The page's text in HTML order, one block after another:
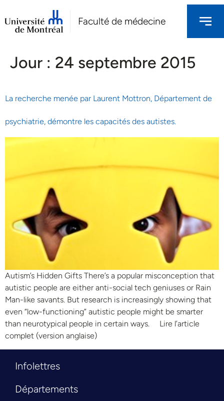
Faculté de médecine
Jour : 24 septembre 2015
La recherche menée par Laurent Mottron, Département de
psychiatrie, démontre les capacités des autistes.
Autism’s Hidden Gifts There’s a popular misconception that
autistic people are either anti-social tech geniuses or Rain
Man-like savants. But research is increasingly showing that
even “low-functioning” autistic people might be smarter
than neurotypical people in certain ways. Lire l’article
complet (version anglaise)
Infolettres
Départements